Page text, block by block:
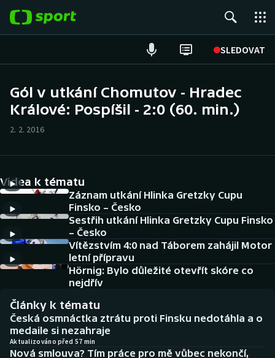
SLEDOVAT
Hokej
Cyklistika
DALŠÍ SPORTY
Americký fotbal
Baseball a softbal
Basketbal
Biatlon
NEPŘEHLÉDNĚTE
Historické návraty
Aplikace ČT sport
Gól v utkání Chomutov - Hradec
Králové: Pospíšil - 2:0 (60. min.)
2. 2. 2016
Videa k tématu
Záznam utkání Hlinka Gretzky Cupu
Finsko – Česko
Sestřih utkání Hlinka Gretzky Cupu Finsko
– Česko
Vítězstvím 4:0 nad Táborem zahájil Motor
letní přípravu
Hörnig: Bylo důležité otevřít skóre co
nejdřív
Články k tématu
Česká osmnáctka ztrátu proti Finsku nedotáhla a o
medaile si nezahraje
Aktualizováno před 57 min
Nová smlouva? Tím práce pro mě vůbec nekončí,